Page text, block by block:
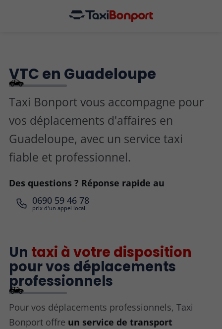
VTC en Guadeloupe
Taxi Bonport vous accompagne pour
vos déplacements d'affaires en
Guadeloupe, avec un service taxi
fiable et professionnel.
Des questions ? Réponse rapide au
0690 59 46 78
Un taxi à votre disposition
pour vos déplacements
professionnels
Pour vos déplacements professionnels, Taxi
Bonport offre un service de transport